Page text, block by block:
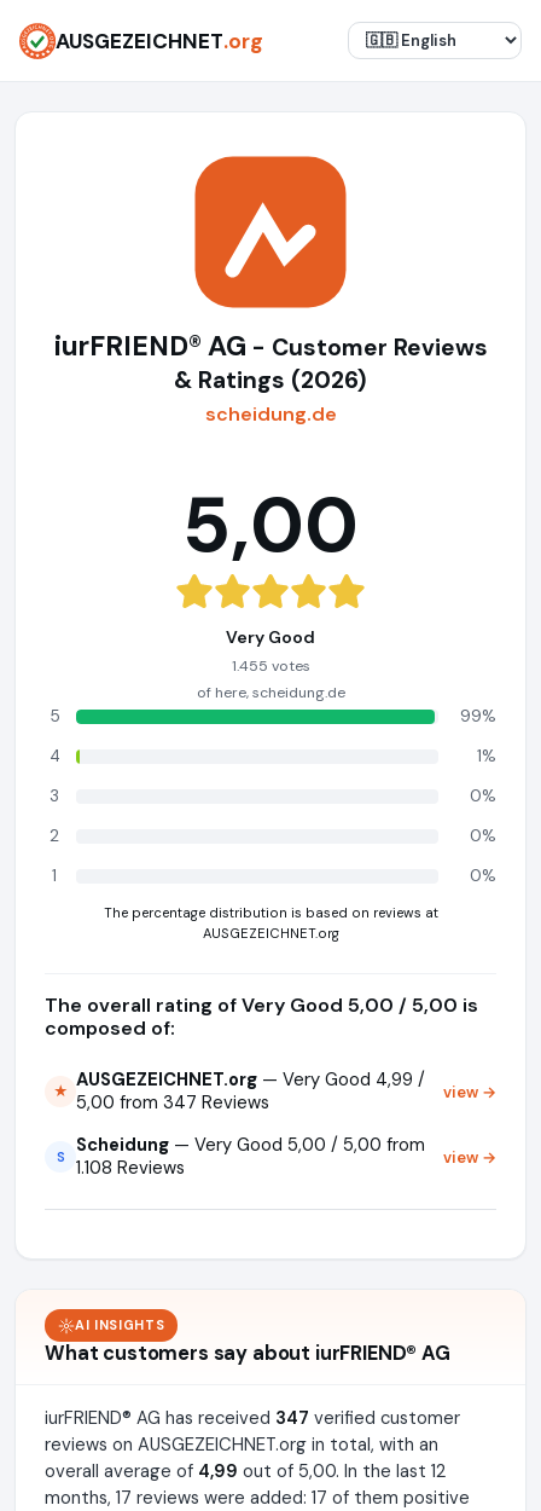
AUSGEZEICHNET.org
iurFRIEND® AG - Customer Reviews
& Ratings (2026)
scheidung.de
5,00
Very Good
1.455 votes
of here, scheidung.de
5
99%
4
1%
3
0%
2
0%
1
0%
The percentage distribution is based on reviews at
AUSGEZEICHNET.org
The overall rating of Very Good 5,00 / 5,00 is
composed of:
★ AUSGEZEICHNET.org — Very Good 4,99 /
5,00 from 347 Reviews
view →
S Scheidung — Very Good 5,00 / 5,00 from
1.108 Reviews
view →
AI INSIGHTS
What customers say about iurFRIEND® AG
iurFRIEND® AG has received 347 verified customer
reviews on AUSGEZEICHNET.org in total, with an
overall average of 4,99 out of 5,00. In the last 12
months, 17 reviews were added: 17 of them positive